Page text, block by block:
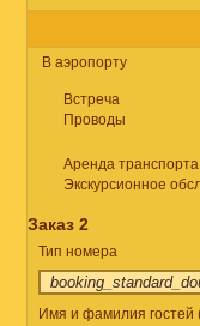
В аэропорту
Встреча
Проводы
Аренда транспорта
Экскурсионное
Заказ 2
Тип номера
Имя и фамилия гостей